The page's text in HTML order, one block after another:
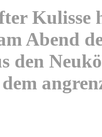
Kulisse
Abend
den